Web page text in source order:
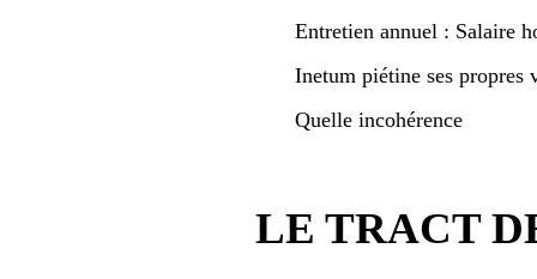
Entretien annuel : Salaire
Inetum piétine ses propres
Quelle incohérence
LE TRACT